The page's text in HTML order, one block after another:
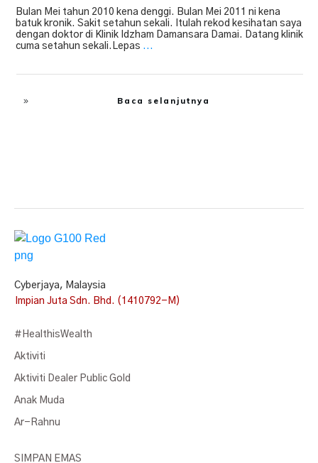
Bulan Mei tahun 2010 kena denggi. Bulan Mei 2011 ni kena
batuk kronik. Sakit setahun sekali. Itulah rekod kesihatan saya
dengan doktor di Klinik Idzham Damansara Damai. Datang klinik
cuma setahun sekali.Lepas ...
Baca selanjutnya
Cyberjaya, Malaysia
Impian Juta Sdn. Bhd. (1410792-M)
#HealthisWealth
Aktiviti
Aktiviti Dealer Public Gold
Anak Muda
Ar-Rahnu
SIMPAN EMAS